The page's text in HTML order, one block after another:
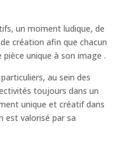
un moment ludique, de
création afin que chacun
unique à son image .
, au sein des
toujours dans un
unique et créatif dans
est valorisé par sa